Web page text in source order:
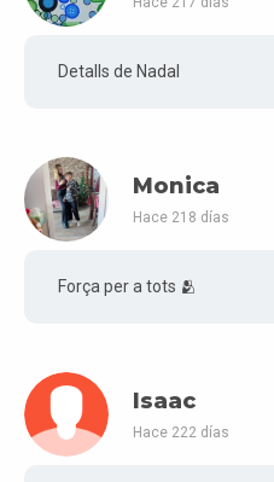
Detalls de Nadal
Monica
Hace 218 días
Força per a tots 🫂
Isaac
Hace 222 días